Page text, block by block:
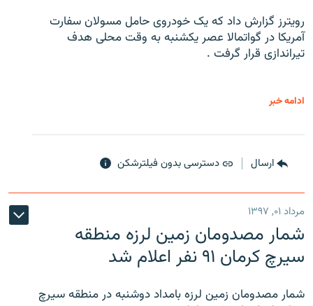
رویترز گزارش داد که یک خودروی حامل مسولان سفارت
آمریکا در گواتمالا عصر یکشنبه به وقت محلی هدف
تیراندازی قرار گرفت .
ادامه خبر
ارسال دسترسی بدون فیلترشکن
مرداد ۰۱, ۱۳۹۷
شمار مصدومان زمین لرزه منطقه
سیرچ کرمان ۹۱ نفر اعلام شد
شمار مصدومان زمین لرزه بامداد دوشنبه در منطقه سیرچ